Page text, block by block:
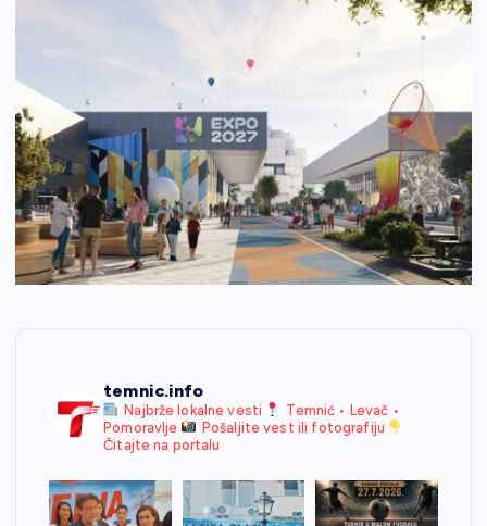
temnic.info
Najbrže lokalne vesti
Temnić • Levač •
Pomoravlje
Pošaljite vest ili fotografiju
Čitajte na portalu